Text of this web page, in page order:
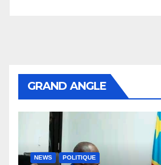
GRAND ANGLE
NEWS POLITIQUE